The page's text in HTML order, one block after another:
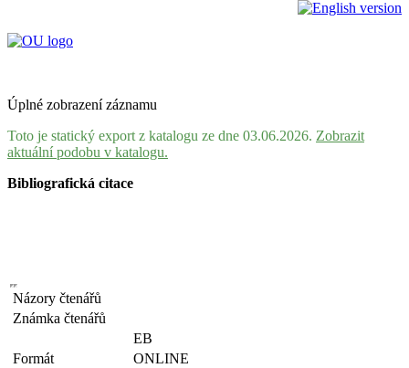
Úplné zobrazení záznamu
Toto je statický export z katalogu ze dne 03.06.2026. Zobrazit
aktuální podobu v katalogu.
Bibliografická citace
Názory čtenářů
Známka čtenářů
EB
Formát
ONLINE